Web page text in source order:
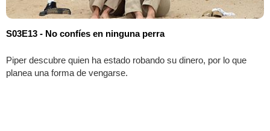
S03E13 - No confíes en ninguna perra
Piper descubre quien ha estado robando su dinero, por lo que
planea una forma de vengarse.